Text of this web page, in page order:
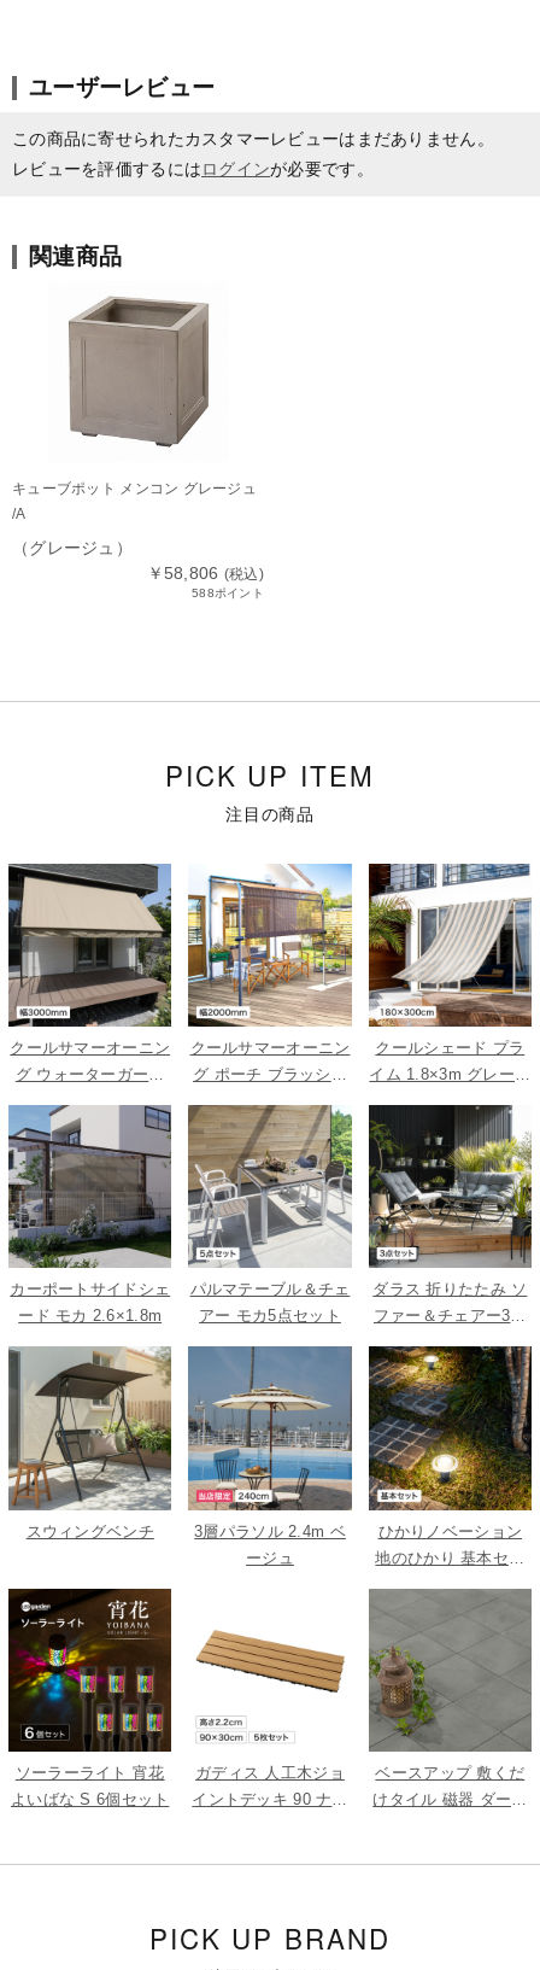
ユーザーレビュー
この商品に寄せられたカスタマーレビューはまだありません。
レビューを評価するにはログインが必要です。
関連商品
キューブポット メンコン グレージュ
/A
（グレージュ）
￥58,806 (税込)
588ポイント
PICK UP ITEM
注目の商品
クールサマーオーニン
グ ウォーターガード
ベージュ 3000
クールサマーオーニン
グ ポーチ ブラッシュ
ウッド 2000
クールシェード プラ
イム 1.8×3m グレース
トライプ
カーポートサイドシェ
ード モカ 2.6×1.8m
パルマテーブル＆チェ
アー モカ5点セット
ダラス 折りたたみ ソ
ファー＆チェアー3点
セット
スウィングベンチ
3層パラソル 2.4m ベ
ージュ
ひかりノベーション
地のひかり 基本セッ
ソーラーライト 宵花
よいばな S 6個セット
ガディス 人工木ジョ
イントデッキ 90 ナチ
ベースアップ 敷くだ
けタイル 磁器 ダーク
PICK UP BRAND